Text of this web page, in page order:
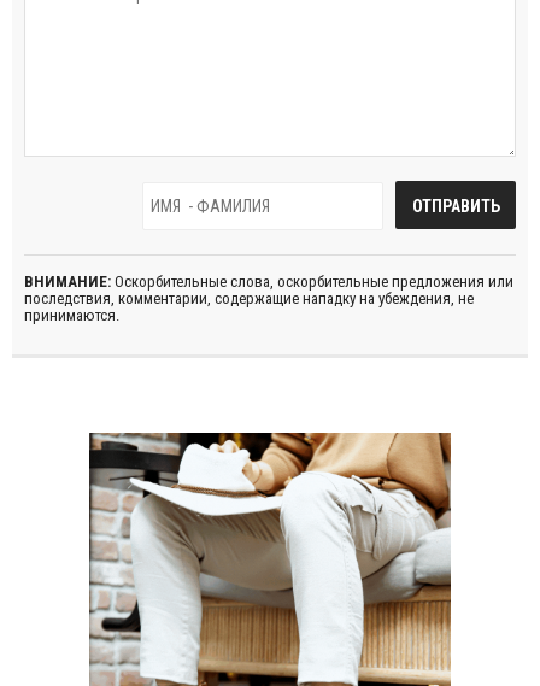
ВНИМАНИЕ: Оскорбительные слова, оскорбительные предложения или
последствия, комментарии, содержащие нападку на убеждения, не
принимаются.